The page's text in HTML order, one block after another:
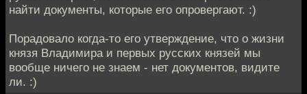
найти документы, которые его опровергают. :)
Порадовало когда-то его утверждение, что о жизни
князя Владимира и первых русских князей мы
вообще ничего не знаем - нет документов, видите
ли. :)